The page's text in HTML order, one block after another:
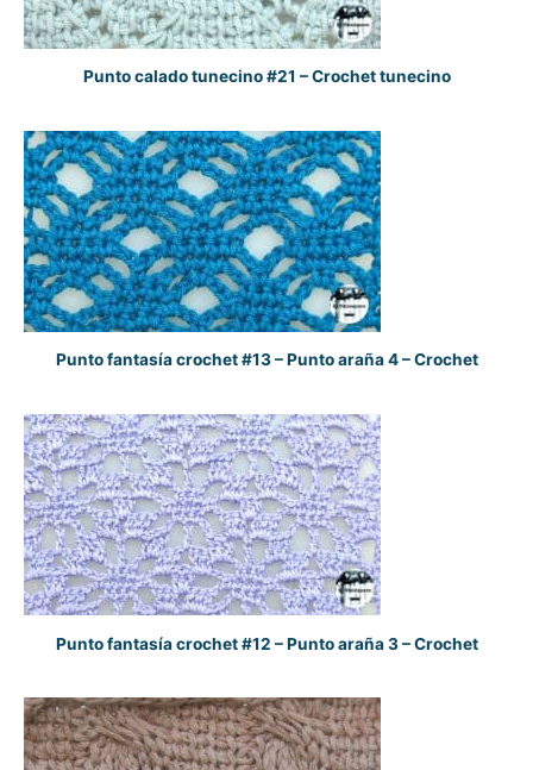
Punto calado tunecino #21 – Crochet tunecino
Punto fantasía crochet #13 – Punto araña 4 – Crochet
Punto fantasía crochet #12 – Punto araña 3 – Crochet